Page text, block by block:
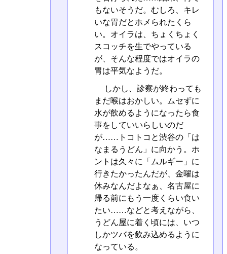
もないそうだ。むしろ、キレ
いな胃だとホメられたくら
い。オイラは、ちょくちょく
スコッチを生でやっている
が、そんな程度ではオイラの
胃は平気なようだ。
しかし、診察が終わっても
まだ喉はおかしい。ムセずに
水が飲めるようになったら食
事をしていいらしいのだ
が……トコトコと渋谷の「は
なまるうどん」に向かう。ホ
ントは久々に「ムルギー」に
行きたかったんだが、金曜は
休みなんだよなぁ、名古屋に
帰る前にもう一度くらい食い
たい……などと考えながら、
うどん屋に着く頃には、いつ
しかツバを飲み込めるように
なっている。